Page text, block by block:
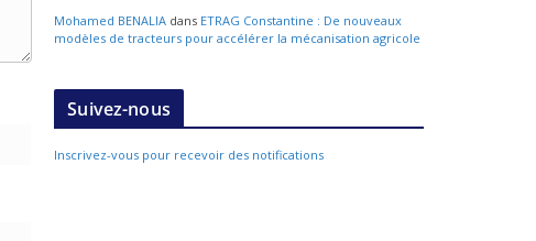
Mohamed BENALIA dans ETRAG Constantine : De nouveaux
modèles de tracteurs pour accélérer la mécanisation agricole
Suivez-nous
Inscrivez-vous pour recevoir des notifications